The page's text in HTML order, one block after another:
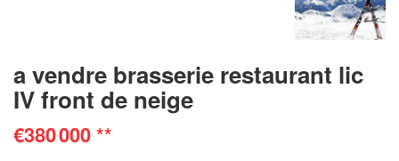
a vendre brasserie restaurant lic
IV front de neige
€380 000**